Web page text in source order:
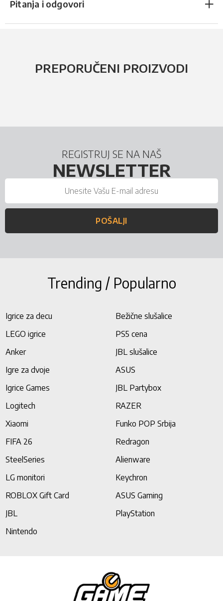
Pitanja i odgovori
PREPORUČENI PROIZVODI
REGISTRUJ SE NA NAŠ
NEWSLETTER
POŠALJI
Trending / Popularno
Igrice za decu
Bežične slušalice
LEGO igrice
PS5 cena
Anker
JBL slušalice
Igre za dvoje
ASUS
Igrice Games
JBL Partybox
Logitech
RAZER
Xiaomi
Funko POP Srbija
FIFA 26
Redragon
SteelSeries
Alienware
LG monitori
Keychron
ROBLOX Gift Card
ASUS Gaming
JBL
PlayStation
Nintendo